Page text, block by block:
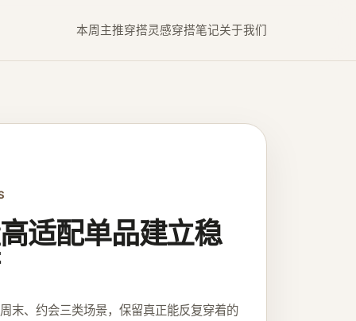
本周主推穿搭灵感穿搭笔记关于我们
适配单品建立稳
末、约会三类场景，保留真正能反复穿着的